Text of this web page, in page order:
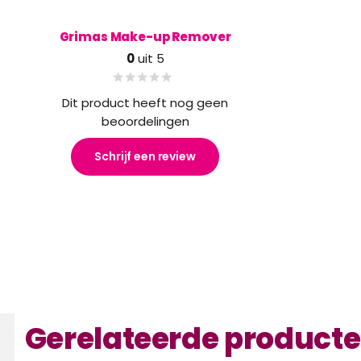
Grimas Make-up Remover
0uit 5
Dit product heeft nog geen
beoordelingen
Schrijf een review
Gerelateerde